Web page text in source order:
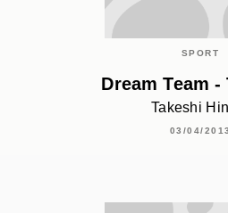
SPORT
Dream Team -
Takeshi
03/04/2013